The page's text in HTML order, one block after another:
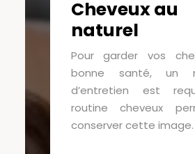
Cheveux au
naturel
Pour garder vos
bonne santé, un
d’entretien est
routine cheveux
conserver cette image.